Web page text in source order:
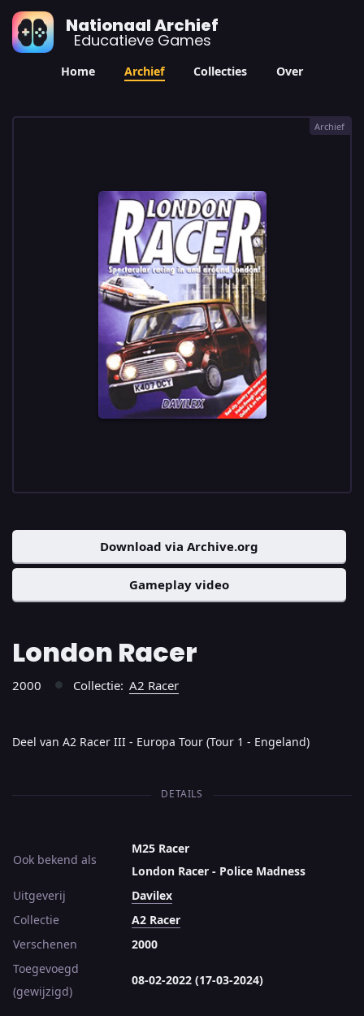
Nationaal Archief
Educatieve Games
Home Archief Collecties Over
Archief
Download via Archive.org
Gameplay video
London Racer
2000 ● Collectie: A2 Racer
Deel van A2 Racer III - Europa Tour (Tour 1 - Engeland)
DETAILS
Ook bekend als
M25 Racer
London Racer - Police Madness
Uitgeverij
Davilex
Collectie
A2 Racer
Verschenen
2000
Toegevoegd
(gewijzigd)
08-02-2022 (17-03-2024)